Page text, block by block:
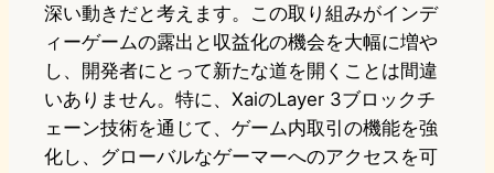
深い動きだと考えます。この取り組みがインデ
ィーゲームの露出と収益化の機会を大幅に増や
し、開発者にとって新たな道を開くことは間違
いありません。特に、XaiのLayer 3ブロックチ
ェーン技術を通じて、ゲーム内取引の機能を強
化し、グローバルなゲーマーへのアクセスを可